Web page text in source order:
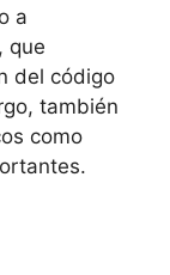
a
que
del código
también
como